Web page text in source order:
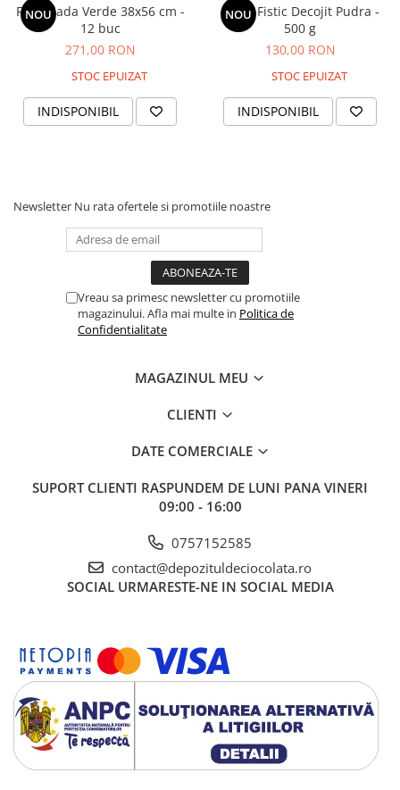
NOU
Foi Rulada Verde 38x56 cm -
12 buc
271,00 RON
STOC EPUIZAT
INDISPONIBIL
NOU
Faina Fistic Decojit Pudra -
500 g
130,00 RON
STOC EPUIZAT
INDISPONIBIL
Newsletter Nu rata ofertele si promotiile noastre
Vreau sa primesc newsletter cu promotiile
magazinului. Afla mai multe in Politica de
Confidentialitate
MAGAZINUL MEU
CLIENTI
DATE COMERCIALE
SUPORT CLIENTI RASPUNDEM DE LUNI PANA VINERI
09:00 - 16:00
0757152585
contact@depozituldeciocolata.ro
SOCIAL URMARESTE-NE IN SOCIAL MEDIA